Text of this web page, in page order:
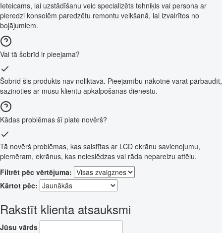
Ieteicams, lai uzstādīšanu veic specializēts tehniķis vai persona ar
pieredzi konsolēm paredzētu remontu veikšanā, lai izvairītos no
bojājumiem.
Vai tā šobrīd ir pieejama?
Šobrīd šis produkts nav noliktavā. Pieejamību nākotnē varat pārbaudīt,
sazinoties ar mūsu klientu apkalpošanas dienestu.
Kādas problēmas šī plate novērš?
Tā novērš problēmas, kas saistītas ar LCD ekrānu savienojumu,
piemēram, ekrānus, kas neieslēdzas vai rāda nepareizu attēlu.
Filtrēt pēc vērtējuma:
Kārtot pēc:
Rakstīt klienta atsauksmi
Jūsu vārds